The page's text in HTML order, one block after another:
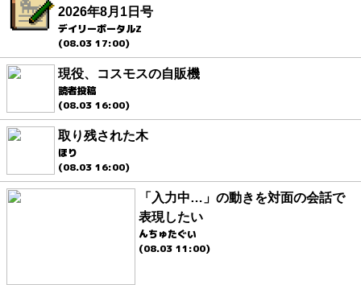
2026年8月1日号
デイリーポータルZ
(08.03 17:00)
現役、コスモスの自販機
読者投稿
(08.03 16:00)
取り残された木
ほり
(08.03 16:00)
「入力中…」の動きを対面の会話で
表現したい
んちゅたぐい
(08.03 11:00)